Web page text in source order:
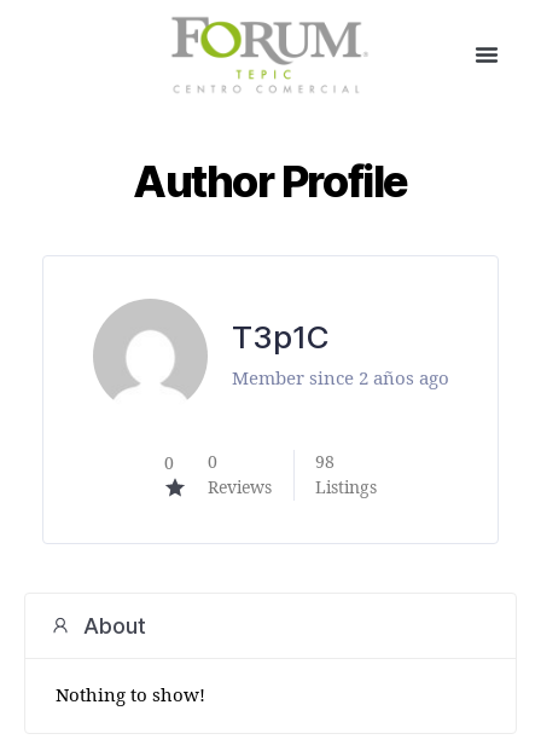
Author Profile
T3p1C
Member since 2 años ago
0
0
Reviews
98
Listings
About
Nothing to show!